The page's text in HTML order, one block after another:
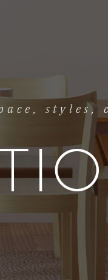
styles,